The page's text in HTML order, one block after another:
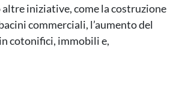
iniziative, come la costruzione
commerciali, l’aumento del
cotonifici, immobili e,